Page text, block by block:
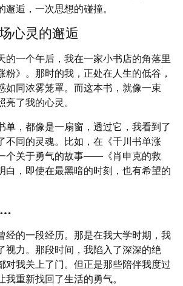
逅，一次思想的碰撞。
心灵的邂逅
的一个午后，我在一家小书店的角落里
粉》。那时的我，正处在人生的低谷，
如同浓雾笼罩。而这本书，就像一束
了我的心灵。
单，都像是一扇窗，透过它，我看到了
不同的灵魂。比如，在《千川书单涨
个关于勇气的故事——《肖申克的救
白，即使在最黑暗的时刻，也有希望的
…
经的一段经历。那是在我大学时期，我
视力。那段时间，我陷入了深深的绝
对我关上了门。但正是那些陪伴我度过
重新找回了生活的勇气。